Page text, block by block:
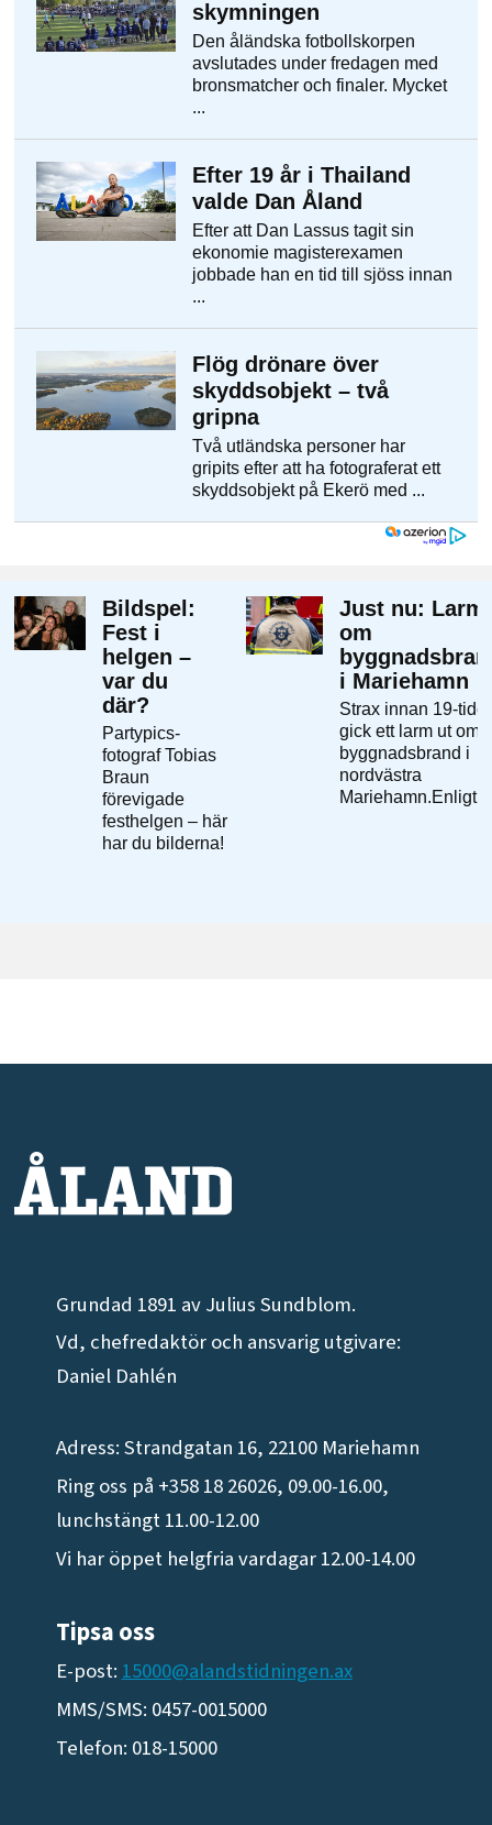
Grundad 1891 av Julius Sundblom.
Vd, chefredaktör och ansvarig utgivare:
Daniel Dahlén
Adress: Strandgatan 16, 22100 Mariehamn
Ring oss på +358 18 26026, 09.00-16.00,
lunchstängt 11.00-12.00
Vi har öppet helgfria vardagar 12.00-14.00
Tipsa oss
E-post: 15000@alandstidningen.ax
MMS/SMS: 0457-0015000
Telefon: 018-15000